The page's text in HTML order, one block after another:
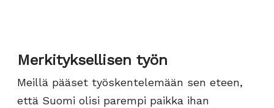
Merkityksellisen työn
Meillä pääset työskentelemään sen eteen,
että Suomi olisi parempi paikka ihan